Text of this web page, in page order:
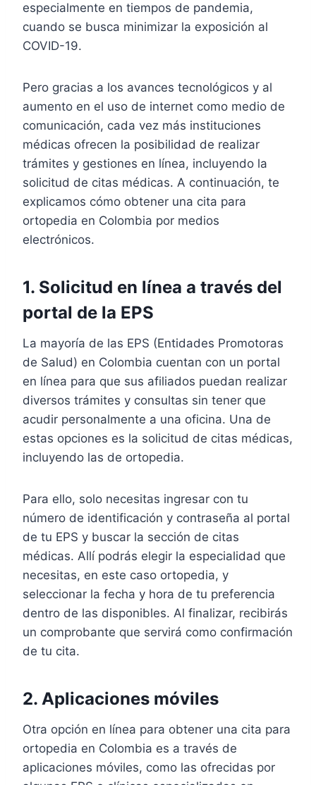
especialmente en tiempos de pandemia,
cuando se busca minimizar la exposición al
COVID-19.
Pero gracias a los avances tecnológicos y al
aumento en el uso de internet como medio de
comunicación, cada vez más instituciones
médicas ofrecen la posibilidad de realizar
trámites y gestiones en línea, incluyendo la
solicitud de citas médicas. A continuación, te
explicamos cómo obtener una cita para
ortopedia en Colombia por medios
electrónicos.
1. Solicitud en línea a través del
portal de la EPS
La mayoría de las EPS (Entidades Promotoras
de Salud) en Colombia cuentan con un portal
en línea para que sus afiliados puedan realizar
diversos trámites y consultas sin tener que
acudir personalmente a una oficina. Una de
estas opciones es la solicitud de citas médicas,
incluyendo las de ortopedia.
Para ello, solo necesitas ingresar con tu
número de identificación y contraseña al portal
de tu EPS y buscar la sección de citas
médicas. Allí podrás elegir la especialidad que
necesitas, en este caso ortopedia, y
seleccionar la fecha y hora de tu preferencia
dentro de las disponibles. Al finalizar, recibirás
un comprobante que servirá como confirmación
de tu cita.
2. Aplicaciones móviles
Otra opción en línea para obtener una cita para
ortopedia en Colombia es a través de
aplicaciones móviles, como las ofrecidas por